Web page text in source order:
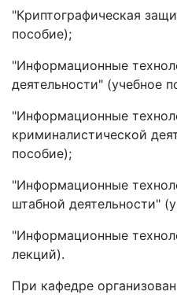
"Криптографическая
пособие);
"Информационные
деятельности" (учебное
"Информационные
криминалистической
пособие);
"Информационные
штабной деятельности"
"Информационные
лекций).
При кафедре